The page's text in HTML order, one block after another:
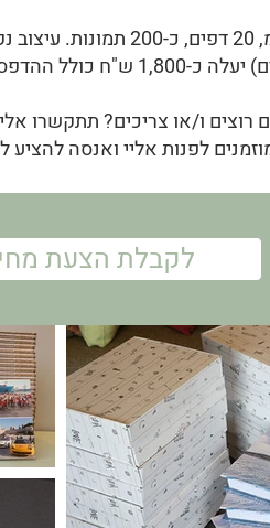
אלבום בגודל 25/25 ס"מ,
כולל ההדפסה.
רוצים ו/או צריכים? תתקשרו
לפנות אליי ואנסה
לקבלת הצעת